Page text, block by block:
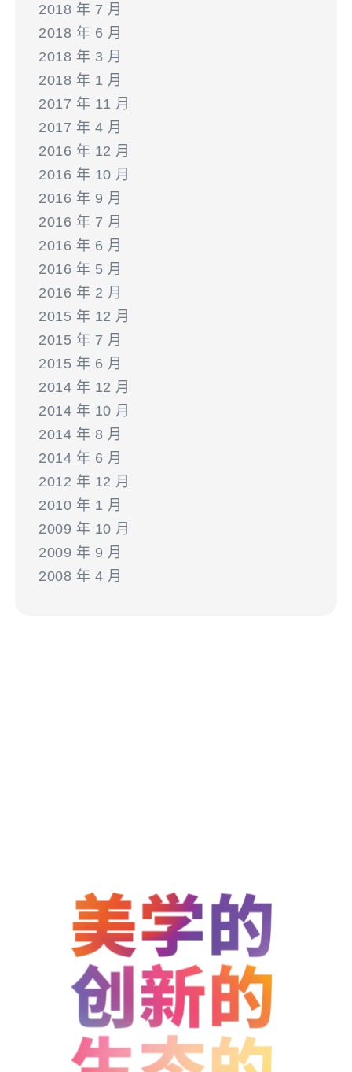
2018 年 7 月
2018 年 6 月
2018 年 3 月
2018 年 1 月
2017 年 11 月
2017 年 4 月
2016 年 12 月
2016 年 10 月
2016 年 9 月
2016 年 7 月
2016 年 6 月
2016 年 5 月
2016 年 2 月
2015 年 12 月
2015 年 7 月
2015 年 6 月
2014 年 12 月
2014 年 10 月
2014 年 8 月
2014 年 6 月
2012 年 12 月
2010 年 1 月
2009 年 10 月
2009 年 9 月
2008 年 4 月